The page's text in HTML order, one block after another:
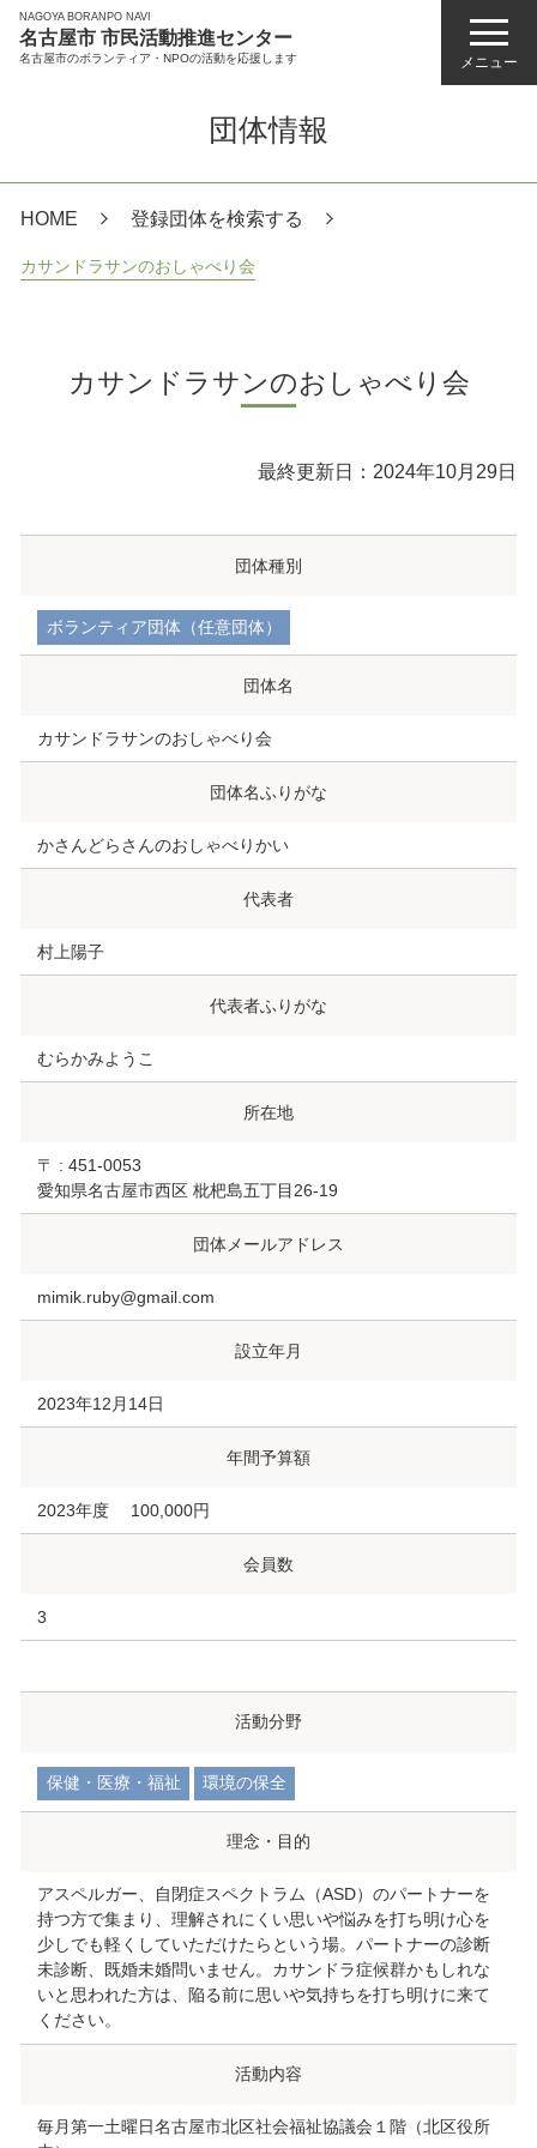
NAGOYA BORANPO NAVI
名古屋市 市民活動推進センター
名古屋市のボランティア・NPOの活動を応援します メニュー
団体情報
HOME 登録団体を検索する
カサンドラサンのおしゃべり会
カサンドラサンのおしゃべり会
最終更新日：2024年10月29日
団体種別
ボランティア団体（任意団体）
団体名
カサンドラサンのおしゃべり会
団体名ふりがな
かさんどらさんのおしゃべりかい
代表者
村上陽子
代表者ふりがな
むらかみようこ
所在地
〒 : 451-0053
愛知県名古屋市西区 枇杷島五丁目26-19
団体メールアドレス
mimik.ruby@gmail.com
設立年月
2023年12月14日
年間予算額
2023年度 100,000円
会員数
3
活動分野
保健・医療・福祉 環境の保全
理念・目的
アスペルガー、自閉症スペクトラム（ASD）のパートナーを
持つ方で集まり、理解されにくい思いや悩みを打ち明け心を
少しでも軽くしていただけたらという場。パートナーの診断
未診断、既婚未婚問いません。カサンドラ症候群かもしれな
いと思われた方は、陥る前に思いや気持ちを打ち明けに来て
ください。
活動内容
毎月第一土曜日名古屋市北区社会福祉協議会１階（北区役所